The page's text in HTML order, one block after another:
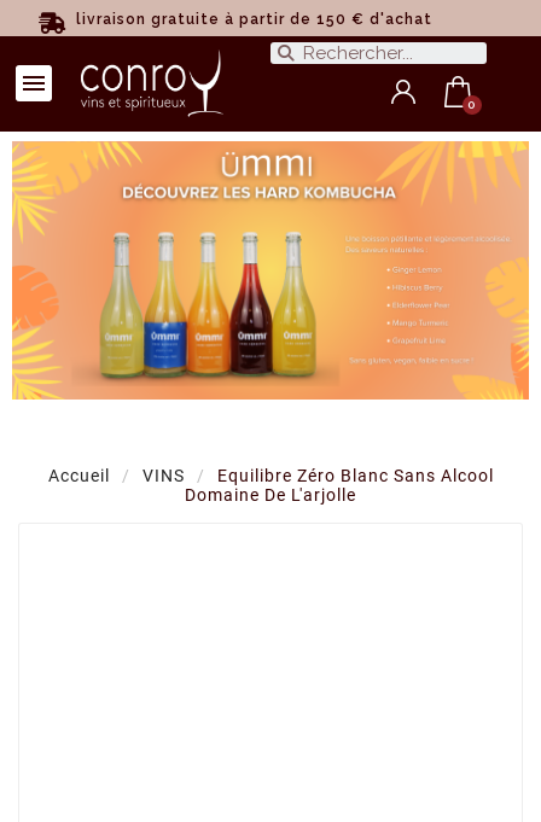
livraison gratuite à partir de 150 € d'achat
Accueil VINS
Equilibre Zéro Blanc Sans Alcool
Domaine De L'arjolle